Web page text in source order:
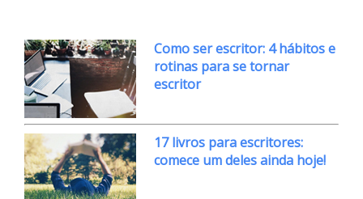
Como ser escritor: 4 hábitos e
rotinas para se tornar
escritor
17 livros para escritores:
comece um deles ainda hoje!